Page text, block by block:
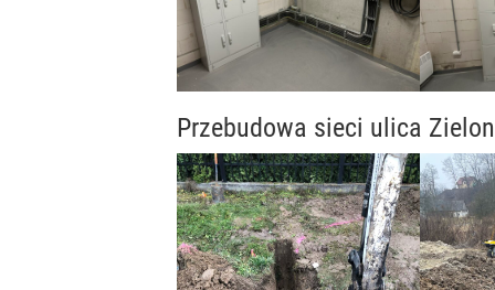
Przebudowa sieci ulica